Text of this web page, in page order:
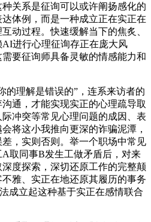
关系是征询可以或许阐扬感化的
体例，而是一种成立正在实正在
动过程。快速缓解当下的焦炙、
进行心理征询存正在庞大风
要征询师具备灵敏的情感能力和
理解是错误的”，连系来访者的
通，才能实现实正的心理疏导取
冲突等常见心理问题的成因、表
将这小我推向更深的诈骗泥潭，
，实则否则。举一个职场中常见
取同事B发生工做矛盾后，对来
度探索，深切还原工作的完整颠
雅、实正在地还原其履历的事务
成立起这种基于实正在感情联合